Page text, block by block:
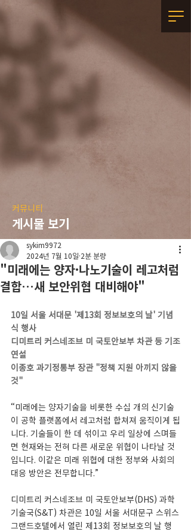
커뮤니티
게시물 보기
"미래에는 양자·나노기술이 레고처럼
결합…새 보안위협 대비해야"
sykim9972
2024년 7월 10일 2분 분량
10일 서울 서대문 '제13회 정보보호의 날' 기념
식 행사
디미트리 커스네조브 미 국토안보부 차관 등 기조
연설
이종호 과기정통부 장관 "정책 지원 아끼지 않을
것"
“미래에는 양자기술을 비롯한 수십 개의 신기술
이 공학 플랫폼에서 레고처럼 합쳐져 움직이게 됩
니다. 기술들이 한 데 섞이고 우리 일상에 스며들
면 현재와는 전혀 다른 새로운 위협이 나타날 것
입니다. 이같은 미래 위협에 대한 정부와 사회의
대응 방안은 전무합니다.”
디미트리 커스네조브 미 국토안보부(DHS) 과학
기술국(S&T) 차관은 10일 서울 서대문구 스위스
그랜드호텔에서 열린 제13회 정보보호의 날 행